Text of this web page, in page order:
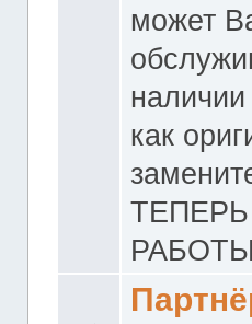
может
наличии
как